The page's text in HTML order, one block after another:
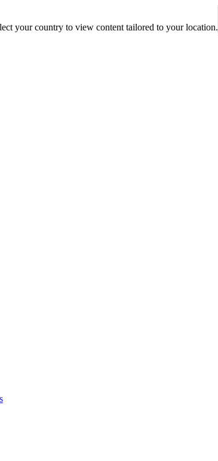
your country to view content tailored to your location.